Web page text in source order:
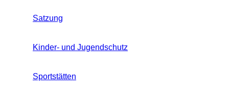
Satzung
Kinder- und Jugendschutz
Sportstätten